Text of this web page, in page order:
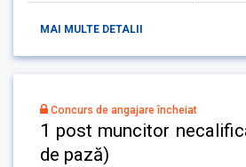
MAI MULTE DETALII
Concurs de angajare încheiat
1 post muncitor
de pază)